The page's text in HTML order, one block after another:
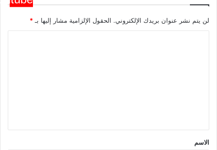
لن يتم نشر عنوان بريدك الإلكتروني. الحقول الإلزامية مشار إليها بـ *
*
الاسم